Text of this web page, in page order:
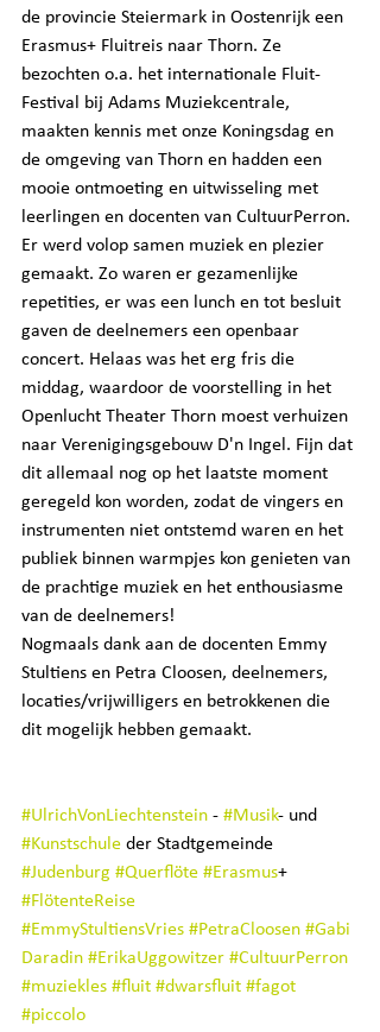
de provincie Steiermark in Oostenrijk een
Erasmus+ Fluitreis naar Thorn. Ze
bezochten o.a. het internationale Fluit-
Festival bij Adams Muziekcentrale,
maakten kennis met onze Koningsdag en
de omgeving van Thorn en hadden een
mooie ontmoeting en uitwisseling met
leerlingen en docenten van CultuurPerron.
Er werd volop samen muziek en plezier
gemaakt. Zo waren er gezamenlijke
repetities, er was een lunch en tot besluit
gaven de deelnemers een openbaar
concert. Helaas was het erg fris die
middag, waardoor de voorstelling in het
Openlucht Theater Thorn moest verhuizen
naar Verenigingsgebouw D'n Ingel. Fijn dat
dit allemaal nog op het laatste moment
geregeld kon worden, zodat de vingers en
instrumenten niet ontstemd waren en het
publiek binnen warmpjes kon genieten van
de prachtige muziek en het enthousiasme
van de deelnemers!
Nogmaals dank aan de docenten Emmy
Stultiens en Petra Cloosen, deelnemers,
locaties/vrijwilligers en betrokkenen die
dit mogelijk hebben gemaakt.
#UlrichVonLiechtenstein - #Musik- und
#Kunstschule der Stadtgemeinde
#Judenburg #Querflöte #Erasmus+
#FlötenteReise
#EmmyStultiensVries #PetraCloosen #Gabi
Daradin #ErikaUggowitzer #CultuurPerron
#muziekles #fluit #dwarsfluit #fagot
#piccolo